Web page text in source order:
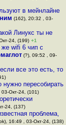
в мейнлайне
(162), 20:32 , 03-
Линукс ты не
24, (199) +1
wifi 6 чип с
(?), 09:52 , 09-
все это есть, то
нужно пересобирать
Окт-24, (101)
24, (137)
проблема,
16:49 , 03-Окт-24, (138)